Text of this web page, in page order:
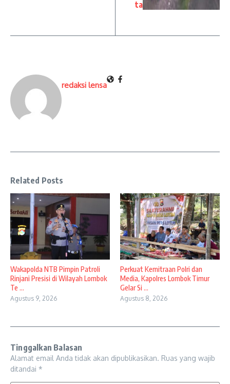
ta
redaksi lensa
Related Posts
Wakapolda NTB Pimpin Patroli
Rinjani Presisi di Wilayah Lombok
Te ...
Agustus 9, 2026
Perkuat Kemitraan Polri dan
Media, Kapolres Lombok Timur
Gelar Si ...
Agustus 8, 2026
Tinggalkan Balasan
Alamat email Anda tidak akan dipublikasikan. Ruas yang wajib
ditandai *